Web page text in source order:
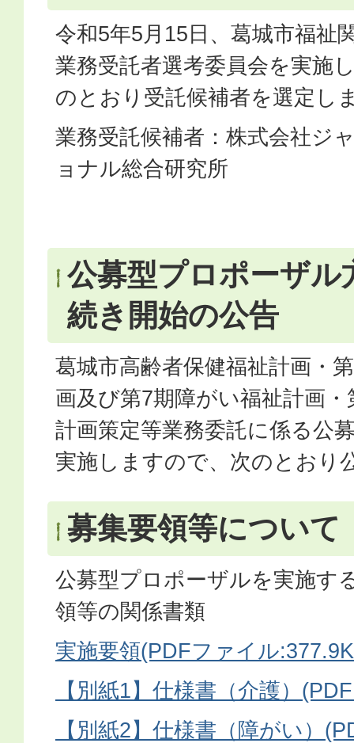
令和5年5月15日、葛城市福祉
業務受託者選考委員会を実施
のとおり受託候補者を選定し
業務受託候補者：株式会社ジ
ョナル総合研究所
公募型プロポーザル
続き開始の公告
葛城市高齢者保健福祉計画・
画及び第7期障がい福祉計画
計画策定等業務委託に係る公
実施しますので、次のとおり
募集要領等について
公募型プロポーザルを実施す
領等の関係書類
実施要領(PDFファイル
【別紙1】仕様書（介護）
【別紙2】仕様書（障がい）